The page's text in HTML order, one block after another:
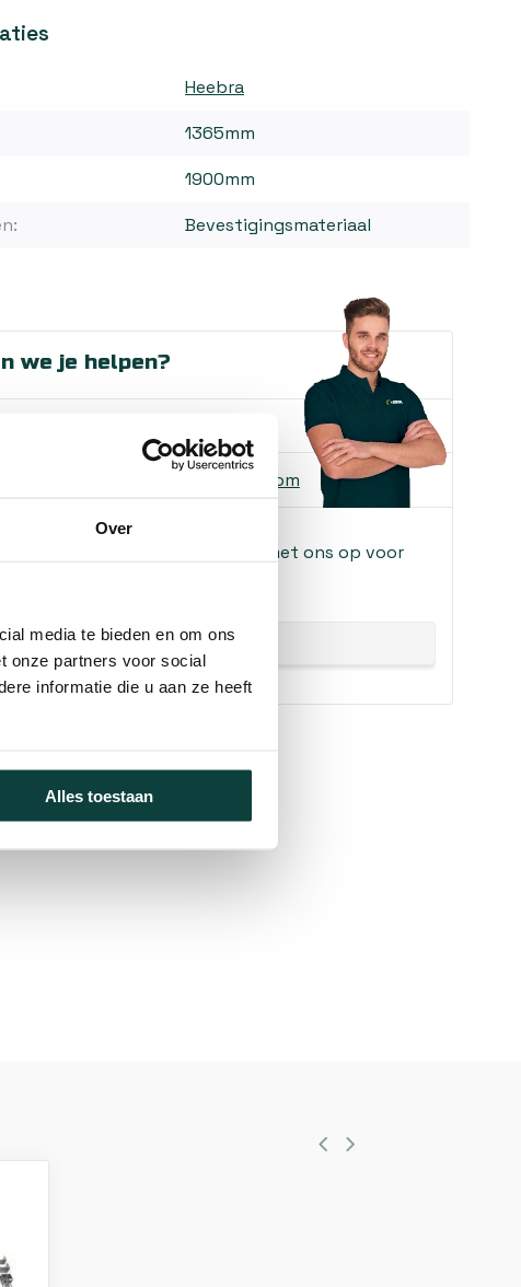
Over
media te bieden en om ons
onze partners voor social
informatie die u aan ze heeft
Alles toestaan
Heebra
1365mm
1900mm
Bevestigingsmateriaal
we je helpen?
info@heebra.com
of klusbedrijf? Neem contact met ons op voor